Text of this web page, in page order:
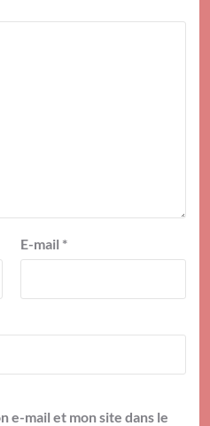
E-mail *
e-mail et mon site dans le